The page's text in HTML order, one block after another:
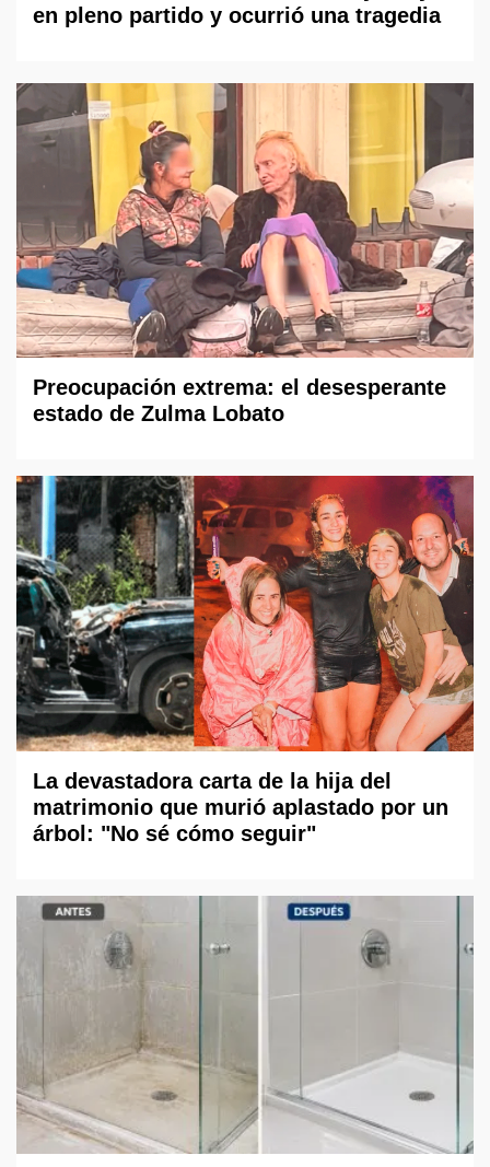
en pleno partido y ocurrió una tragedia
Preocupación extrema: el desesperante
estado de Zulma Lobato
La devastadora carta de la hija del
matrimonio que murió aplastado por un
árbol: "No sé cómo seguir"